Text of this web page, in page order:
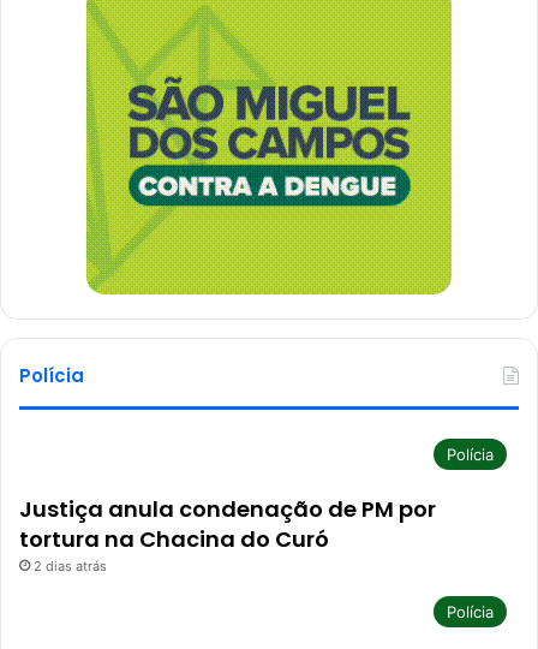
Polícia
Polícia
Justiça anula condenação de PM por
tortura na Chacina do Curó
2 dias atrás
Polícia